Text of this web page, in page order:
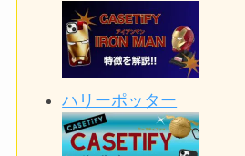
ハリーポッター